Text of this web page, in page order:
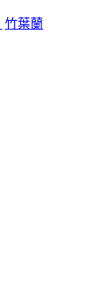
竹葉蘭